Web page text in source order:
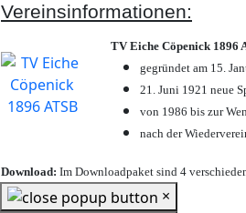
Vereinsinformationen:
TV Eiche Cöpenick 1896
gegründet am 15.
21. Juni 1921 neue
von 1986 bis zur
nach der
Download: Im Downloadpaket sind 4
×